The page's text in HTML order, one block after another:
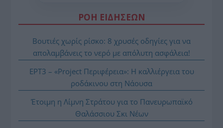
ΡΟΗ ΕΙΔΗΣΕΩΝ
Βουτιές χωρίς ρίσκο: 8 χρυσές οδηγίες για να
απολαμβάνεις το νερό με απόλυτη ασφάλεια!
ΕΡΤ3 – «Project Περιφέρεια»: Η καλλιέργεια του
ροδάκινου στη Νάουσα
Έτοιμη η Λίμνη Στράτου για το Πανευρωπαϊκό
Θαλάσσιου Σκι Νέων